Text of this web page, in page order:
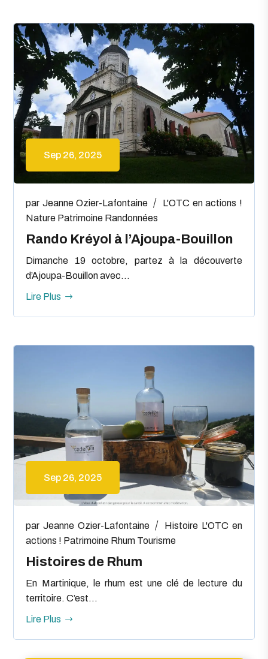
Sep 26, 2025
Rando Kréyol à l’Ajoupa-Bouillon
par Jeanne Ozier-Lafontaine
L'OTC en actions !
Nature Patrimoine Randonnées
Dimanche 19 octobre, partez à la découverte
d’Ajoupa-Bouillon avec...
Lire Plus
Sep 26, 2025
Histoires de Rhum
parJeanne Ozier-Lafontaine Histoire L'OTC en
actions ! Patrimoine Rhum Tourisme
En Martinique, le rhum est une clé de lecture du
territoire. C’est...
Lire Plus